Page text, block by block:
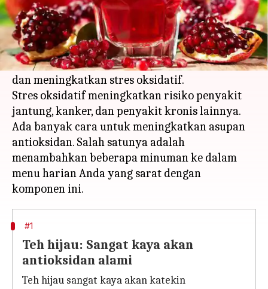
Apa ceritanya
Antioksidan adalah komponen yang melindungi
tubuh kita dari molekul berbahaya yang
dikenal sebagai radikal bebas, yang merusak sel
dan meningkatkan stres oksidatif.
Stres oksidatif meningkatkan risiko penyakit
jantung, kanker, dan penyakit kronis lainnya.
Ada banyak cara untuk meningkatkan asupan
antioksidan. Salah satunya adalah
menambahkan beberapa minuman ke dalam
menu harian Anda yang sarat dengan
#1
Teh hijau: Sangat kaya akan
antioksidan alami
Teh hijau sangat kaya akan katekin